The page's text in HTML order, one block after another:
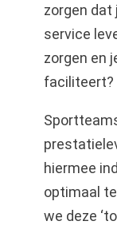
zorgen dat
service
zorgen en
faciliteert?
hiermee
optimaal
we deze